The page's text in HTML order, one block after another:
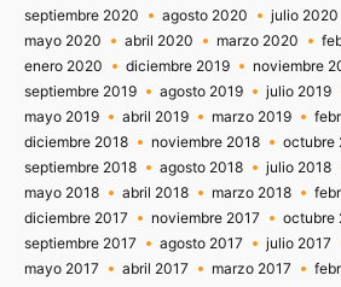
septiembre 2020
agosto 2020 julio 2020
mayo 2020
abril 2020 marzo 2020
enero 2020
diciembre 2019 noviembre
septiembre 2019
agosto 2019 julio 2019
mayo 2019
abril 2019 marzo 2019
diciembre 2018
noviembre 2018
octubre
septiembre 2018
agosto 2018 julio 2018
mayo 2018
abril 2018 marzo 2018
diciembre 2017
noviembre 2017
octubre
septiembre 2017
agosto 2017 julio 2017
mayo 2017
abril 2017 marzo 2017